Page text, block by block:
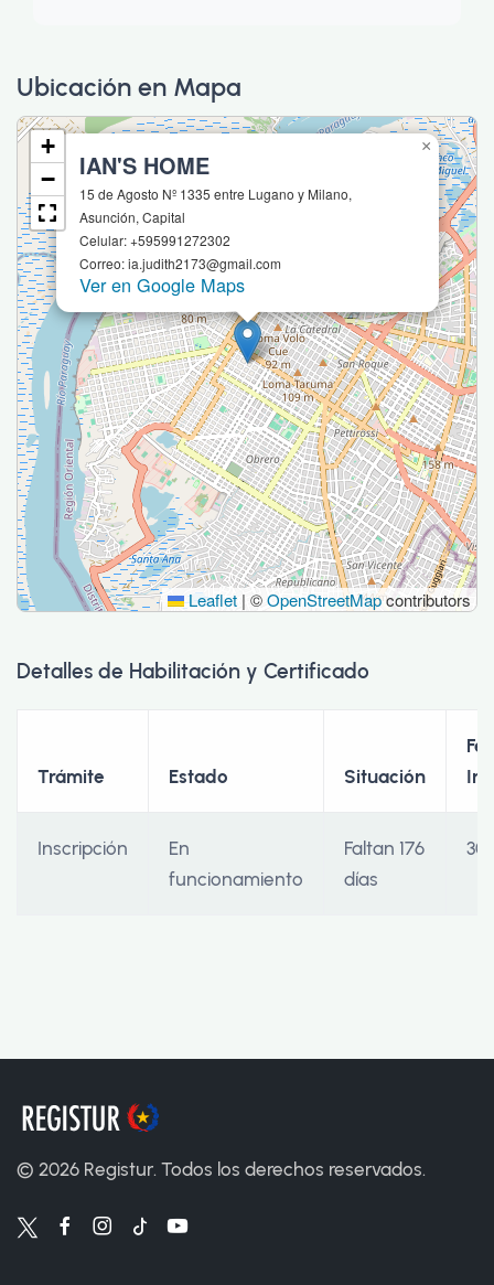
Ubicación en Mapa
IAN'S HOME
15 de Agosto Nº 1335 entre Lugano y Milano,
Asunción, Capital
Celular: +595991272302
Correo: ia.judith2173@gmail.com
Ver en Google Maps
×
+
−
Leaflet | ©OpenStreetMapcontributors
Detalles de Habilitación y Certificado
Trámite Estado Situación
Inscripción
En
funcionamiento
Faltan 176
días
© 2026 Registur. Todos los derechos reservados.